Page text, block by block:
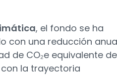
, el fondo se ha
con una reducción
de CO₂e equivalente
con la trayectoria